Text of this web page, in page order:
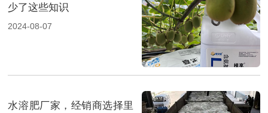
少了这些知识
2024-08-07
水溶肥厂家，经销商选择里